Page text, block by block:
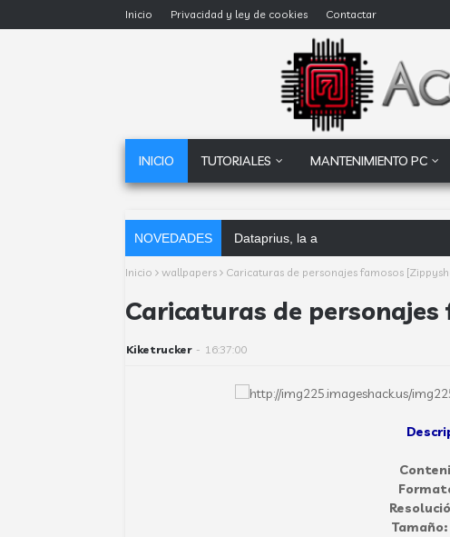
Inicio Privacidad y ley de cookies Contactar
INICIO TUTORIALES MANTENIMIENTO PC
NOVEDADES Dataprius, la alternativa a Google
Inicio wallpapers Caricaturas de personajes famosos
Caricaturas de
Kiketrucker - 16:37:00
Tamaño: